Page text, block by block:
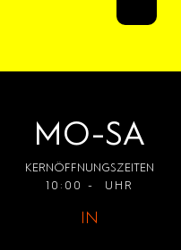
MO-SA
KERNÖFFNUNGSZEITEN
10:00 - UHR
IN